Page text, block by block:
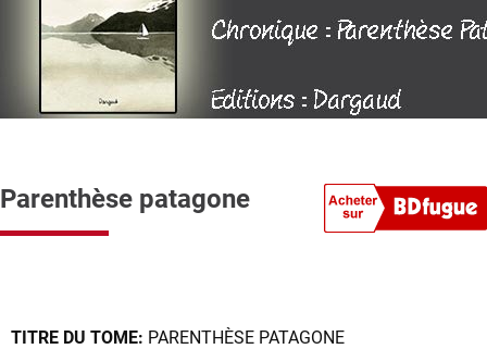
Parenthèse patagone
TITRE DU TOME: PARENTHÈSE PATAGONE